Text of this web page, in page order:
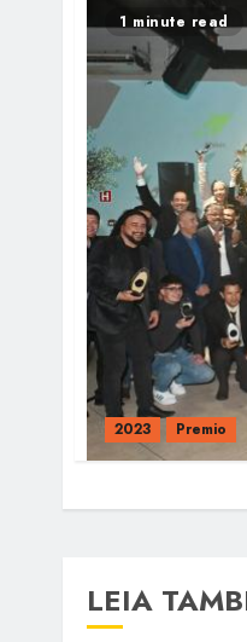
1 minute read
2023 Premio
LEIA